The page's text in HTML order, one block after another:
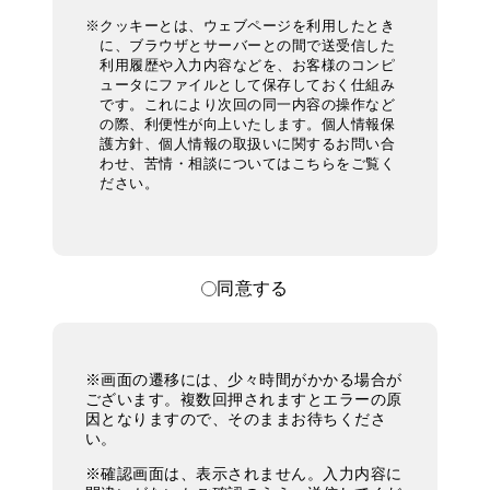
※ クッキーとは、ウェブページを利用したとき
に、ブラウザとサーバーとの間で送受信した
利用履歴や入力内容などを、お客様のコンピ
ュータにファイルとして保存しておく仕組み
です。これにより次回の同一内容の操作など
の際、利便性が向上いたします。個人情報保
護方針、個人情報の取扱いに関するお問い合
わせ、苦情・相談についてはこちらをご覧く
ださい。
同意する
※画面の遷移には、少々時間がかかる場合が
ございます。複数回押されますとエラーの原
因となりますので、そのままお待ちくださ
い。
※確認画面は、表示されません。入力内容に